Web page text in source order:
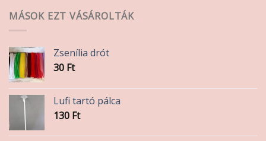
MÁSOK EZT VÁSÁROLTÁK
Zsenília drót
30 Ft
Lufi tartó pálca
130 Ft